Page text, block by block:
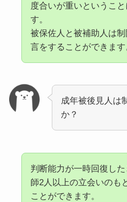
度合いが重いということ
す。
被保佐人と被補助人は
言をすることができます
成年被後見人は
か？
判断能力が一時回復し
師2人以上の立会いのも
ことができます。